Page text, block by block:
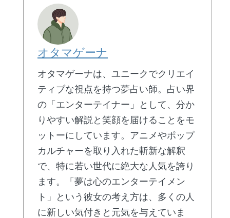
オタマゲーナ
オタマゲーナは、ユニークでクリエイ
ティブな視点を持つ夢占い師。占い界
の「エンターテイナー」として、分か
りやすい解説と笑顔を届けることをモ
ットーにしています。アニメやポップ
カルチャーを取り入れた斬新な解釈
で、特に若い世代に絶大な人気を誇り
ます。「夢は心のエンターテイメン
ト」という彼女の考え方は、多くの人
に新しい気付きと元気を与えていま